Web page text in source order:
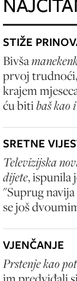
STIŽE
Bivša
prvoj
krajem
ću bitibaš kao
SRETNE
Televizijska
dijete, ispunila
"Suprug
se još
VJENČANJE
Prstenje kao